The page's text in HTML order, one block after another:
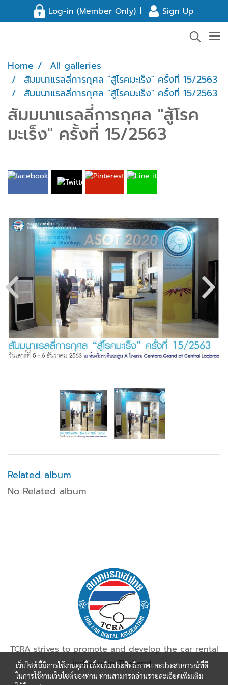
Log-in (Member Only) l Sign Up
Home
All galleries
สัมมนาแรลลี่การกุศล "สู้โรคมะเร็ง" ครั้งที่ 15/2563
สัมมนาแรลลี่การกุศล "สู้โรคมะเร็ง" ครั้งที่ 15/2563
สัมมนาแรลลี่การกุศล "สู้โรค
มะเร็ง" ครั้งที่ 15/2563
Related album
No Related album
TCRA strives to promote and develop the car rental
industry in Thailand.
เว็บไซต์นี้มีการใช้งานคุกกี้ เพื่อเพิ่มประสิทธิภาพและประสบการณ์ที่ดี
ในการใช้งานเว็บไซต์ของท่าน ท่านสามารถอ่านรายละเอียดเพิ่มเติม